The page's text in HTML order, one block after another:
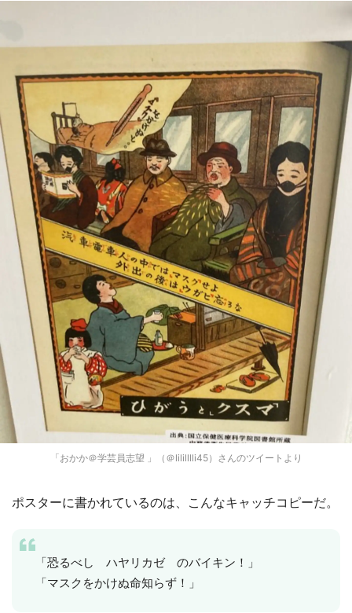
「おかか＠学芸員志望 」（＠lililllli45）さんのツイートより
ポスターに書かれているのは、こんなキャッチコピーだ。
「恐るべし ハヤリカゼ のバイキン！」
「マスクをかけぬ命知らず！」